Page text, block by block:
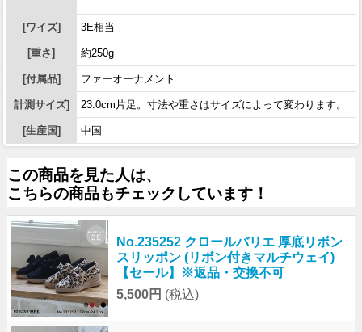
[ワイズ] 3E相当
[重さ] 約250g
[付属品] ファーオーナメント
計測サイズ] 23.0cm片足。寸法や重さはサイズによって変わります。
[生産国] 中国
この商品を見た人は、
こちらの商品もチェックしています！
No.235252 クロールバリエ 厚底リボン
スリッポン (リボン付きマルチウェイ)
【セール】※返品・交換不可
5,500円 (税込)